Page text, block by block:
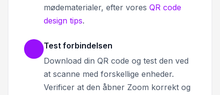
mødematerialer, efter vores QR code
design tips.
Test forbindelsen
Download din QR code og test den ved
at scanne med forskellige enheder.
Verificer at den åbner Zoom korrekt og